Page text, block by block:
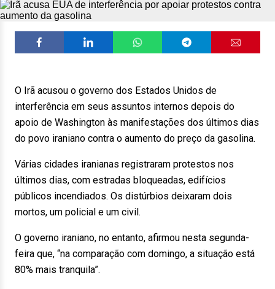
O Irã acusou o governo dos Estados Unidos de
interferência em seus assuntos internos depois do
apoio de Washington às manifestações dos últimos dias
do povo iraniano contra o aumento do preço da gasolina.
Várias cidades iranianas registraram protestos nos
últimos dias, com estradas bloqueadas, edifícios
públicos incendiados. Os distúrbios deixaram dois
mortos, um policial e um civil.
O governo iraniano, no entanto, afirmou nesta segunda-
feira que, “na comparação com domingo, a situação está
80% mais tranquila”.